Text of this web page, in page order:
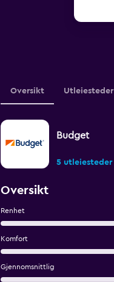
Oversikt Utleiesteder
Budget
5 utleiesteder
Oversikt
Renhet
Komfort
Gjennomsnittlig